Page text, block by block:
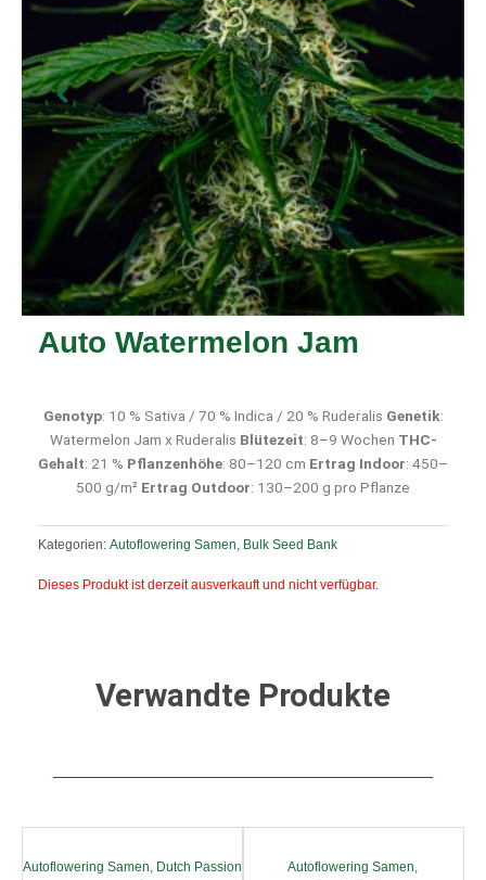
Auto Watermelon Jam
Genotyp: 10 % Sativa / 70 % Indica / 20 % Ruderalis Genetik:
Watermelon Jam x Ruderalis Blütezeit: 8–9 Wochen THC-
Gehalt: 21 % Pflanzenhöhe: 80–120 cm Ertrag Indoor: 450–
500 g/m² Ertrag Outdoor: 130–200 g pro Pflanze
Kategorien: Autoflowering Samen, Bulk Seed Bank
Dieses Produkt ist derzeit ausverkauft und nicht verfügbar.
Verwandte Produkte
Autoflowering Samen, Dutch Passion Autoflowering Samen,